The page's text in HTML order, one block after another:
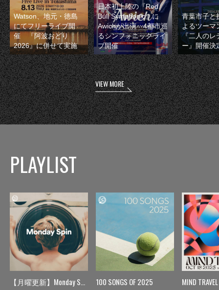
Watson、地元・徳島
にてフリーライブ開
催 『阿波おどり
2026』に併せて実施
日本初上陸の『Red
Bull Symphonic』に
Awichが出演 4都市巡
るシンフォニックライ
ブ開催
青葉市子と
よるツーマ
『二人のレ
ー』開催決
VIEW MORE
PLAYLIST
【月曜更新】Monday Spin 100 SONGS OF 2025 MIND TRAVEL